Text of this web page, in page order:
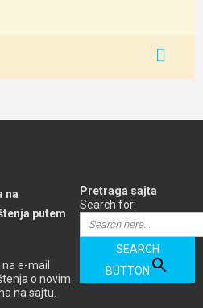
na
putem
na e-mail
o novim
na sajtu.
Pretraga sajta
Search for:
SEARCH
BUTTON